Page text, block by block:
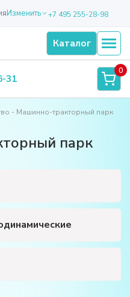
Изменить +7 495 255-28-98
Каталог
31
0
Машинно-тракторный парк
парк